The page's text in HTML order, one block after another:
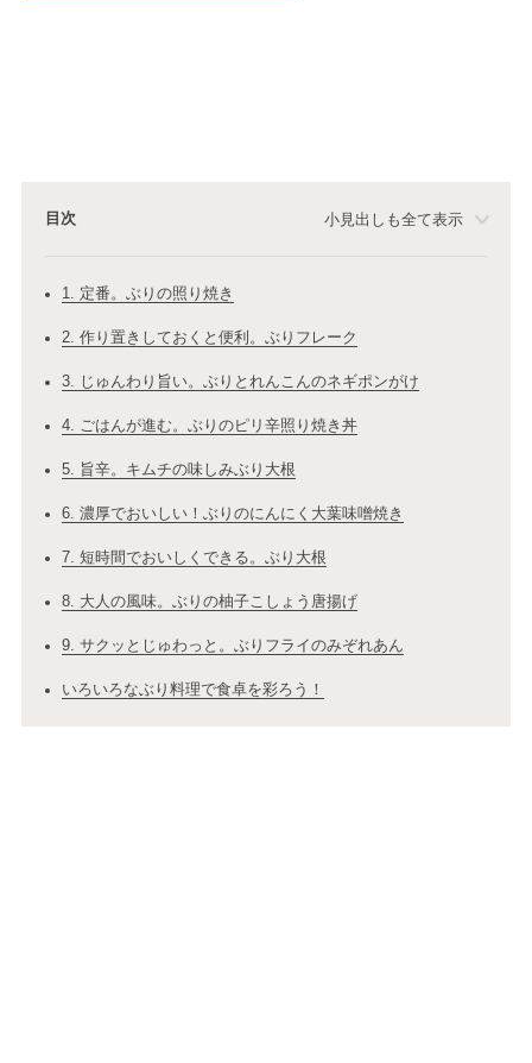
目次 小見出しも全て表示
1. 定番。ぶりの照り焼き
2. 作り置きしておくと便利。ぶりフレーク
3. じゅんわり旨い。ぶりとれんこんのネギポンがけ
4. ごはんが進む。ぶりのピリ辛照り焼き丼
5. 旨辛。キムチの味しみぶり大根
6. 濃厚でおいしい！ぶりのにんにく大葉味噌焼き
7. 短時間でおいしくできる。ぶり大根
8. 大人の風味。ぶりの柚子こしょう唐揚げ
9. サクッとじゅわっと。ぶりフライのみぞれあん
いろいろなぶり料理で食卓を彩ろう！